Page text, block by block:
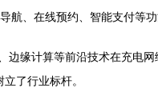
、在线预约、智能支付等
边缘计算等前沿技术在充电
了行业标杆。